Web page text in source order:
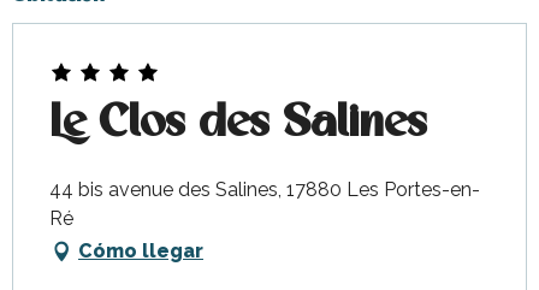
Le Clos des Salines
44 bis avenue des Salines, 17880 Les Portes-en-
Ré
Cómo llegar